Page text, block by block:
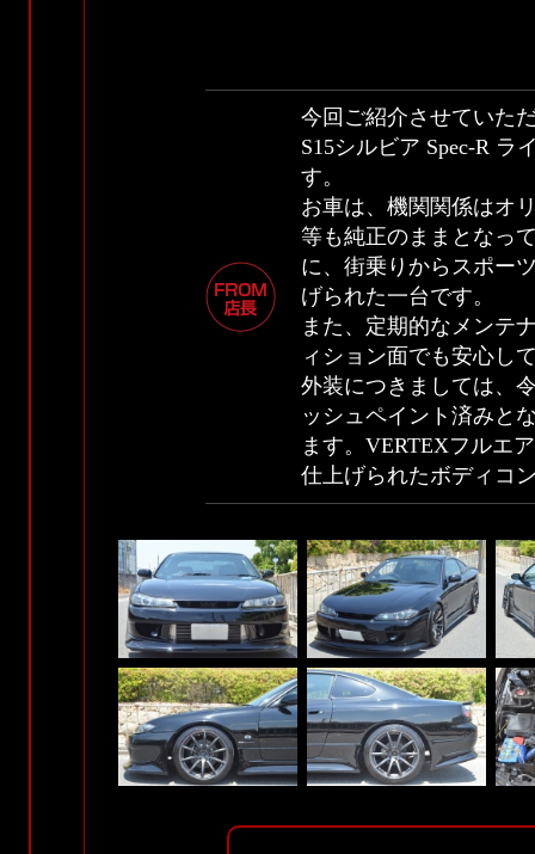
今回ご紹介させていた
S15シルビア Spec-R ラ
す。
お車は、機関関係はオ
等も純正のままとなっ
に、街乗りからスポー
げられた一台です。
また、定期的なメンテ
ィション面でも安心し
外装につきましては、
ッシュペイント済みと
ます。VERTEXフルエ
仕上げられたボディコ